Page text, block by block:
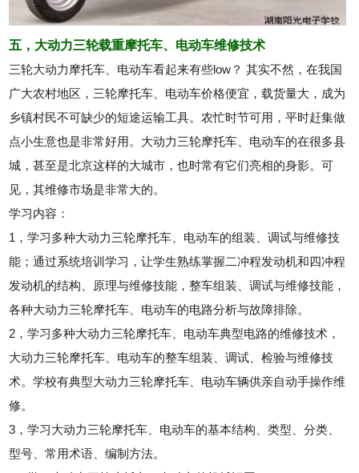
五，大动力三轮载重摩托车、电动车维修技术
三轮大动力摩托车、电动车看起来有些low？ 其实不然，在我国
广大农村地区，三轮摩托车、电动车价格便宜，载货量大，成为
乡镇村民不可缺少的短途运输工具。农忙时节可用，平时赶集做
点小生意也是非常好用。大动力三轮摩托车、电动车的在很多县
城，甚至是北京这样的大城市，也时常有它们亮相的身影。可
见，其维修市场是非常大的。
学习内容：
1，学习多种大动力三轮摩托车、电动车的组装、调试与维修技
能；通过系统培训学习，让学生熟练掌握二冲程发动机和四冲程
发动机的结构、原理与维修技能，整车组装、调试与维修技能，
各种大动力三轮摩托车、电动车的电路分析与故障排除。
2，学习多种大动力三轮摩托车、电动车典型电路的维修技术，
大动力三轮摩托车、电动车的整车组装、调试、检验与维修技
术。学校有典型大动力三轮摩托车、电动车辆供亲自动手操作维
修。
3，学习大动力三轮摩托车、电动车的基本结构、类型、分类、
型号、常用术语、编制方法。